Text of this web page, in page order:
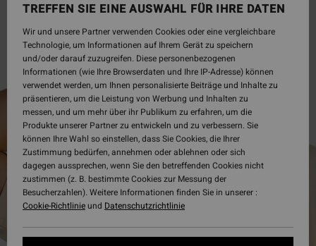
TREFFEN SIE EINE AUSWAHL FÜR IHRE DATEN
Wir und unsere Partner verwenden Cookies oder eine vergleichbare
Technologie, um Informationen auf Ihrem Gerät zu speichern
und/oder darauf zuzugreifen. Diese personenbezogenen
Informationen (wie Ihre Browserdaten und Ihre IP-Adresse) können
verwendet werden, um Ihnen personalisierte Beiträge und Inhalte zu
präsentieren, um die Leistung von Werbung und Inhalten zu
messen, und um mehr über ihr Publikum zu erfahren, um die
Produkte unserer Partner zu entwickeln und zu verbessern. Sie
können Ihre Wahl so einstellen, dass Sie Cookies, die Ihrer
Zustimmung bedürfen, annehmen oder ablehnen oder sich
dagegen aussprechen, wenn Sie den betreffenden Cookies nicht
zustimmen (z. B. bestimmte Cookies zur Messung der
Besucherzahlen). Weitere Informationen finden Sie in unserer :
Cookie-Richtlinieund Datenschutzrichtlinie